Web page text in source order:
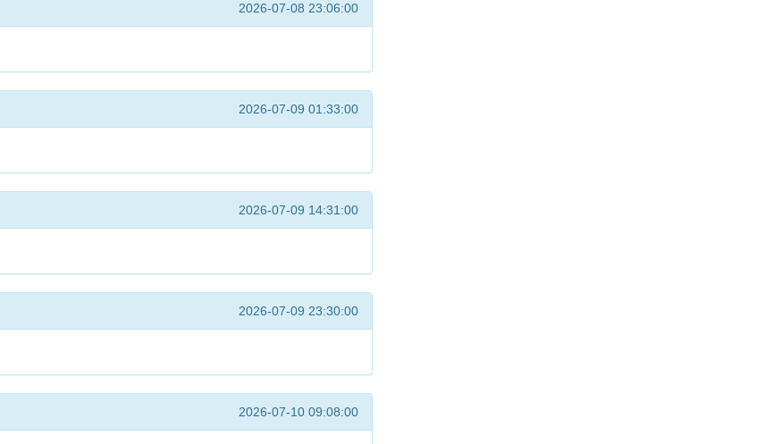
2026-07-08 23:06:00
2026-07-09 01:33:00
2026-07-09 14:31:00
2026-07-09 23:30:00
2026-07-10 09:08:00